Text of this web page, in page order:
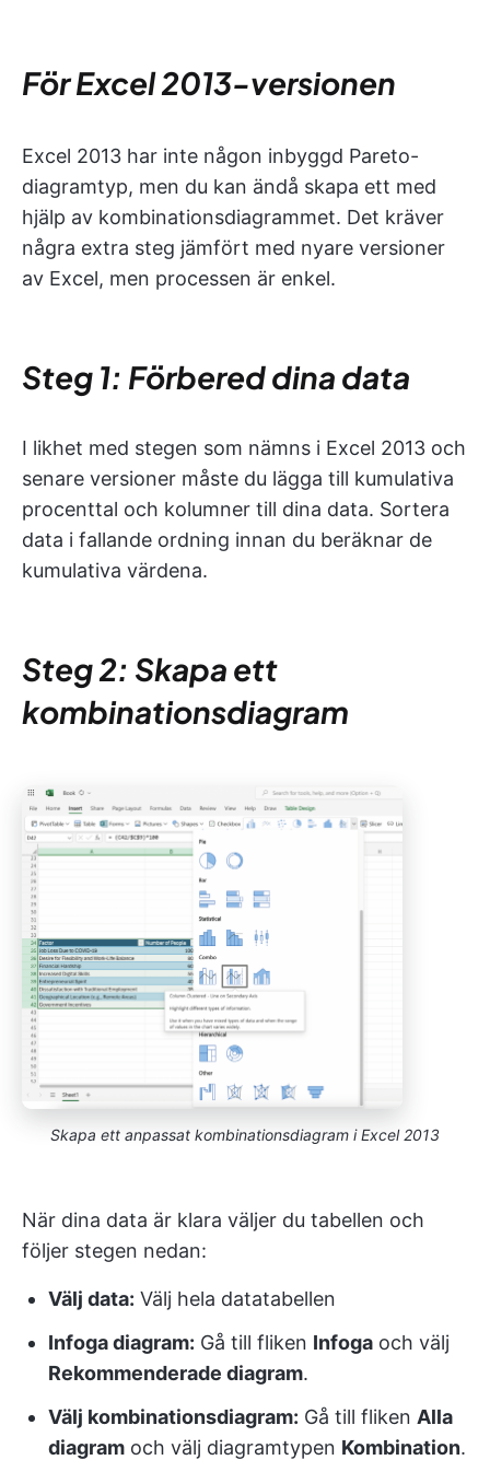
För Excel 2013-versionen
Excel 2013 har inte någon inbyggd Pareto-
diagramtyp, men du kan ändå skapa ett med
hjälp av kombinationsdiagrammet. Det kräver
några extra steg jämfört med nyare versioner
av Excel, men processen är enkel.
Steg 1: Förbered dina data
I likhet med stegen som nämns i Excel 2013 och
senare versioner måste du lägga till kumulativa
procenttal och kolumner till dina data. Sortera
data i fallande ordning innan du beräknar de
kumulativa värdena.
Steg 2: Skapa ett
kombinationsdiagram
Skapa ett anpassat kombinationsdiagram i Excel 2013
När dina data är klara väljer du tabellen och
följer stegen nedan:
Välj data: Välj hela datatabellen
Infoga diagram: Gå till fliken Infoga och välj
Rekommenderade diagram.
Välj kombinationsdiagram: Gå till fliken Alla
diagram och välj diagramtypen Kombination.